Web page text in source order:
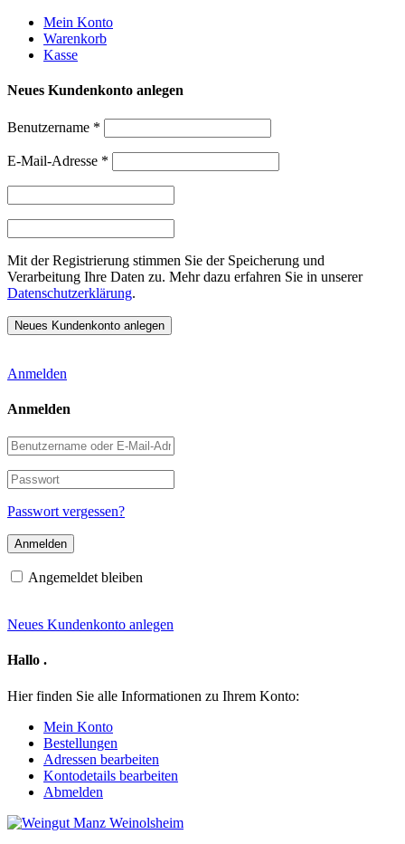
Weiter
zum
Inhalt
Mein Konto
Warenkorb
Kasse
Neues Kundenkonto anlegen
Benutzername *
E-Mail-Adresse *
Mit der Registrierung stimmen Sie der Speicherung und
Verarbeitung Ihre Daten zu. Mehr dazu erfahren Sie in unserer
Datenschutzerklärung.
Anmelden
Anmelden
Benutzername
oder
E-
Mail-
Adresse
Passwort
Passwort vergessen?
Angemeldet bleiben
Neues Kundenkonto anlegen
Hallo .
Hier finden Sie alle Informationen zu Ihrem Konto:
Mein Konto
Bestellungen
Adressen bearbeiten
Kontodetails bearbeiten
Abmelden